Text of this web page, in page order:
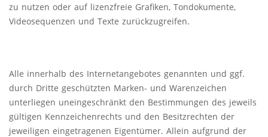
zu nutzen oder auf lizenzfreie Grafiken, Tondokumente,
Videosequenzen und Texte zurückzugreifen.
Alle innerhalb des Internetangebotes genannten und ggf.
durch Dritte geschützten Marken- und Warenzeichen
unterliegen uneingeschränkt den Bestimmungen des jeweils
gültigen Kennzeichenrechts und den Besitzrechten der
jeweiligen eingetragenen Eigentümer. Allein aufgrund der